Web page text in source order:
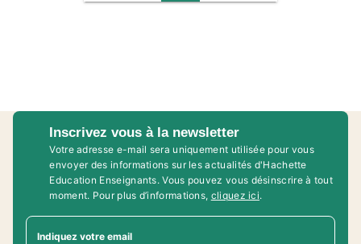
Inscrivez vous à la newsletter
Votre adresse e-mail sera uniquement utilisée pour vous
envoyer des informations sur les actualités d'Hachette
Education Enseignants. Vous pouvez vous désinscrire à tout
moment. Pour plus d’informations, cliquez ici.
Indiquez votre email